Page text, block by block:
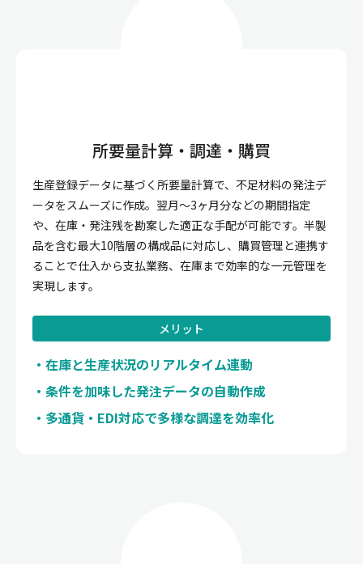
所要量計算・調達・購買
生産登録データに基づく所要量計算で、不足材料の発注デ
ータをスムーズに作成。翌月〜3ヶ月分などの期間指定
や、在庫・発注残を勘案した適正な手配が可能です。半製
品を含む最大10階層の構成品に対応し、購買管理と連携す
ることで仕入から支払業務、在庫まで効率的な一元管理を
実現します。
メリット
在庫と生産状況のリアルタイム連動
条件を加味した発注データの自動作成
多通貨・EDI対応で多様な調達を効率化